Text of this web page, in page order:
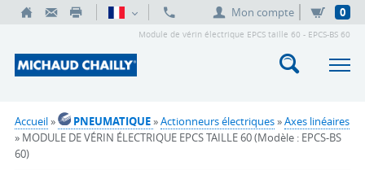
Mon compte 0
Module de vérin électrique EPCS taille 60 - EPCS-BS 60
Accueil» PNEUMATIQUE»Actionneurs électriques»Axes linéaires
» MODULE DE VÉRIN ÉLECTRIQUE EPCS TAILLE 60 (Modèle : EPCS-BS
60)